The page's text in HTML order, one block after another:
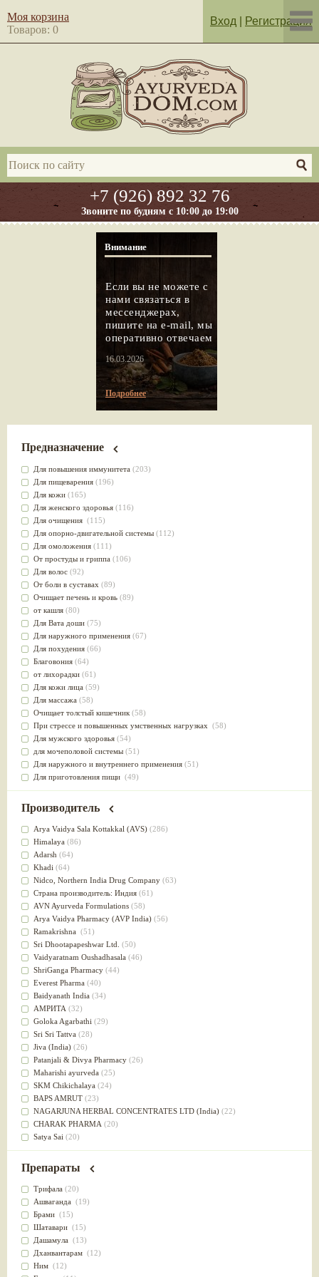
+7 (926) 892 32 76
Звоните по будням с 10:00 до 19:00
Моя корзина
Товаров: 0
Вход Регистрация
Внимание
Если вы не можете с
нами связаться в
мессенджерах,
пишите на e-mail, мы
оперативно отвечаем
16.03.2026
Подробнее
Предназначение
Для повышения иммунитета (203)
Для пищеварения (196)
Для кожи (165)
Для женского здоровья (116)
Для очищения (115)
Для опорно-двигательной системы (112)
Для омоложения (111)
От простуды и гриппа (106)
Для волос (92)
От боли в суставах (89)
Очищает печень и кровь (89)
от кашля (80)
Для Вата доши (75)
Для наружного применения (67)
Для похудения (66)
Благовония (64)
от лихорадки (61)
Для кожи лица (59)
Для массажа (58)
Очищает толстый кишечник (58)
При стрессе и повышенных умственных нагрузках (58)
Для мужского здоровья (54)
для мочеполовой системы (51)
Для наружного и внутреннего применения (51)
Для приготовления пищи (49)
от инфекций мочеполовой системы(49)
для суставов
Лечит опухоли и отеки(46)
Для медитации
выводит токсины
Для здоровья печени
Для тела(39)
для очищения крови(38)
При диабете(38)
Антиоксидант(37)
Для Капха(Кафа) доши
От паразитов(37)
При расстройстве желудка (36)
Успокоительное(36)
Для глаз(34)
от геморроя(34)
Противовоспалительное
Для Питта доши(32)
Для сердца(32)
Для сосудов головного мозга
Для полости рта(32)
Дефицит железа(31)
Для лица(31)
Употребление в пищу
Ароматерапия(29)
Жаропонижающее(29)
для памяти(28)
для почек(28)
Слабительное (28)
Афродизиак(27)
Напитки(27)
Для йоги (27)
Для потенции(26)
Для душа(25)
для концентрации внимания
при нарушении эрекции
Производитель
Arya Vaidya Sala Kottakkal (AVS) (286)
Himalaya (86)
Adarsh (64)
Khadi (64)
Nidсo, Northern India Drug Company (63)
Страна производитель: Индия (61)
AVN Ayurveda Formulations (58)
Arya Vaidya Pharmacy (AVP India) (56)
Ramakrishna (51)
Sri Dhootapapeshwar Ltd. (50)
Vaidyaratnam Oushadhasala (46)
ShriGanga Pharmacy (44)
Everest Pharma (40)
Baidyanath India (34)
АМРИТА (32)
Goloka Agarbathi (29)
Sri Sri Tattva (28)
Jiva (India) (26)
Patanjali & Divya Pharmacy (26)
Maharishi ayurveda (25)
SKM Chikichalaya (24)
BAPS AMRUT (23)
NAGARJUNA HERBAL CONCENTRATES LTD (India) (22)
CHARAK PHARMA (20)
Satya Sai (20)
Vyas(20)
Kerala Ayurveda
(19)
Organic India pvt ltd
Lalita(16)
Ashtang Herbals
Alarsin(14)
Vasu Health care
Baraka(13)
Dabur India Ltd
Препараты
Трифала (20)
Ашваганда (19)
Брами (15)
Шатавари (15)
Дашамула (13)
Дханвантарам (12)
Ним (12)